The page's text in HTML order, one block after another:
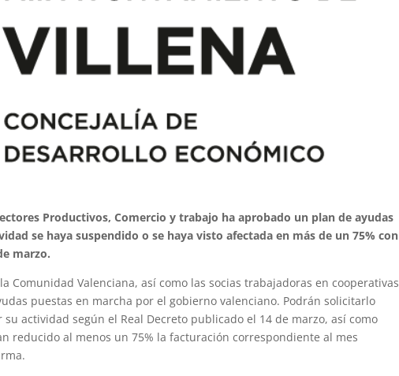
Productivos, Comercio y trabajo ha aprobado un plan de ayudas
se haya suspendido o se haya visto afectada en más de un 75% con
marzo.
Comunidad Valenciana, así como las socias trabajadoras en cooperativas
puestas en marcha por el gobierno valenciano. Podrán solicitarlo
actividad según el Real Decreto publicado el 14 de marzo, así como
reducido al menos un 75% la facturación correspondiente al mes